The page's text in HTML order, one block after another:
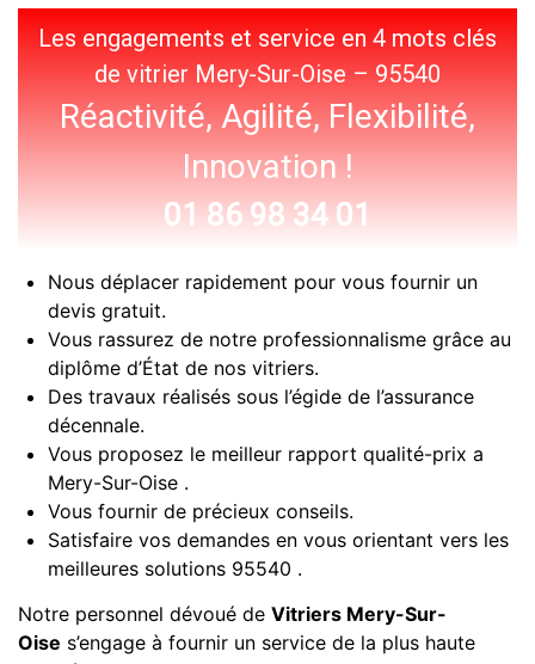
Les engagements et service en 4 mots clés
de vitrier Mery-Sur-Oise – 95540
Réactivité, Agilité, Flexibilité,
Innovation !
01 86 98 34 01
Nous déplacer rapidement pour vous fournir un
devis gratuit.
Vous rassurez de notre professionnalisme grâce au
diplôme d’État de nos vitriers.
Des travaux réalisés sous l’égide de l’assurance
décennale.
Vous proposez le meilleur rapport qualité-prix a
Mery-Sur-Oise .
Vous fournir de précieux conseils.
Satisfaire vos demandes en vous orientant vers les
meilleures solutions 95540 .
Notre personnel dévoué de Vitriers Mery-Sur-
Oise s’engage à fournir un service de la plus haute